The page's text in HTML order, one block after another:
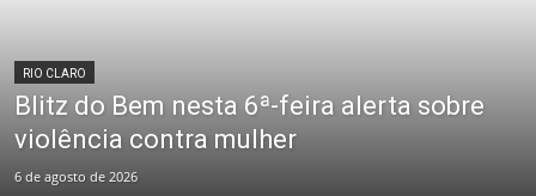
RIO CLARO
Blitz do Bem nesta 6ª-feira alerta sobre
violência contra mulher
6 de agosto de 2026